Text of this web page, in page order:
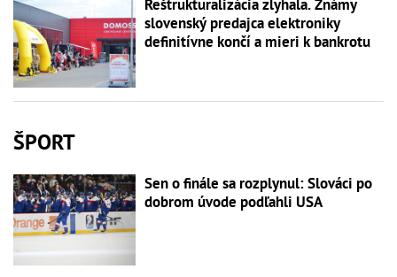
Reštrukturalizácia zlyhala. Známy
slovenský predajca elektroniky
definitívne končí a mieri k bankrotu
ŠPORT
Sen o finále sa rozplynul: Slováci po
dobrom úvode podľahli USA